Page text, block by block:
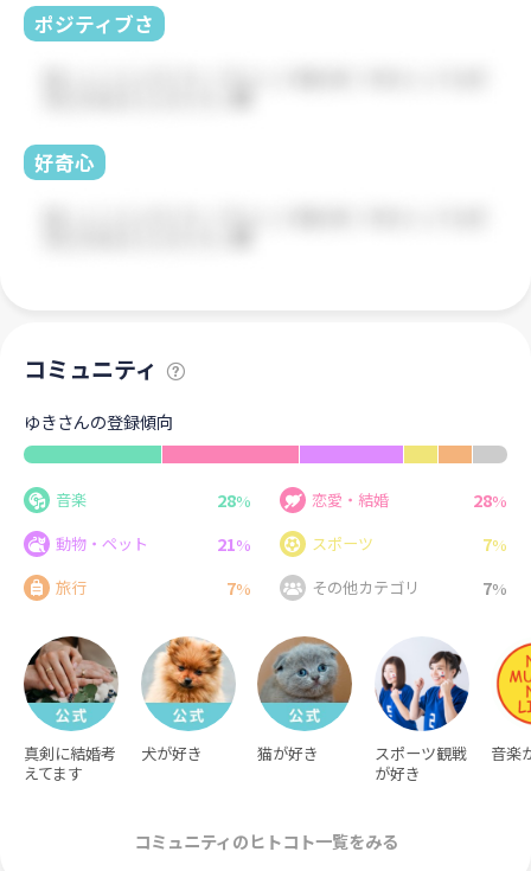
ポジティブさ
好奇心
コミュニティ
ゆきさんの登録傾向
音楽 28% 恋愛・結婚 28%
動物・ペット
21% スポーツ 7%
旅行
7% その他カテゴリ 7%
真剣に結婚考
えてます
犬が好き 猫が好き
スポーツ観戦
が好き
音楽
コミュニティのヒトコト一覧をみる